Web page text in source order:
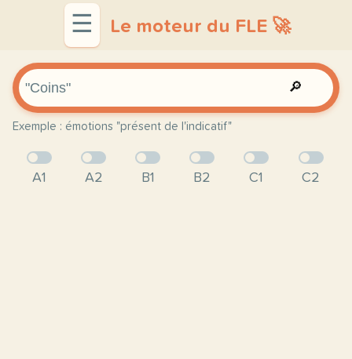
☰ Le moteur du FLE 🚀
🔎
Exemple : émotions "présent de l'indicatif"
A1 A2 B1 B2 C1 C2